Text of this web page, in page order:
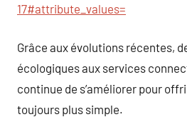
17#attribute_values=
Grâce aux évolutions récentes,
écologiques aux services
continue de s’améliorer pour
toujours plus simple.